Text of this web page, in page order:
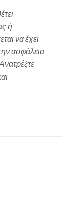
ή
να έχει
ασφάλεια